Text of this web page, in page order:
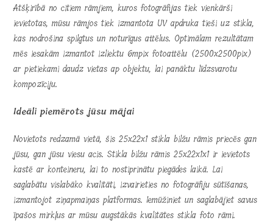
Atšķirībā no citiem rāmjiem, kuros fotogrāfijas tiek vienkārši
ievietotas, mūsu rāmjos tiek izmantota UV apdruka tieši uz stikla,
kas nodrošina spilgtus un noturīgus attēlus. Optimālam rezultātam
mēs iesakām izmantot izliektu 6mpix fotoattēlu (2500x2500pix)
ar pietiekami daudz vietas ap objektu, lai panāktu līdzsvarotu
kompozīciju.
Ideāli piemērots jūsu mājai
Novietots redzamā vietā, šis 25x22x1 stikla bilžu rāmis priecēs gan
jūsu, gan jūsu viesu acis. Stikla bilžu rāmis 25x22x1x1 ir ievietots
kastē ar konteineru, lai to nostiprinātu piegādes laikā. Lai
saglabātu vislabāko kvalitāti, izvairieties no fotogrāfiju sūtīšanas,
izmantojot ziņapmaiņas platformas. Iemūžiniet un saglabājiet savus
īpašos mirkļus ar mūsu augstākās kvalitātes stikla foto rāmi.